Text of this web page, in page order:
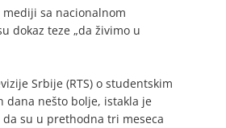
sa nacionalnom
dokaz teze „da živimo u
Srbije (RTS) o studentskim
dana nešto bolje, istakla je
su u prethodna tri meseca